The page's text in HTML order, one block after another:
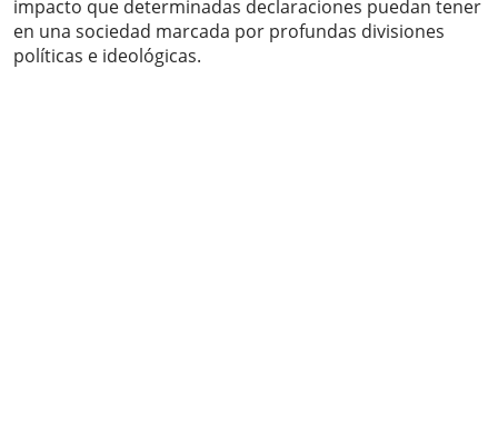
impacto que determinadas declaraciones puedan tener
en una sociedad marcada por profundas divisiones
políticas e ideológicas.